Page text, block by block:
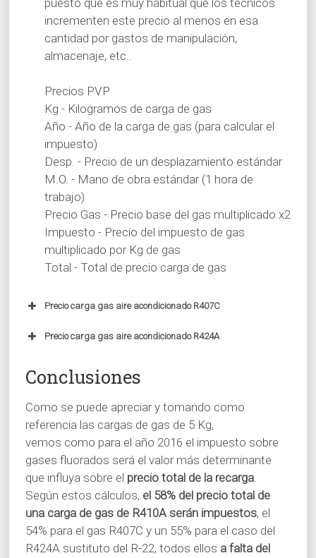
incrementen este precio al menos en esa
cantidad por gastos de manipulación,
almacenaje, etc..
Precios PVP
Kg - Kilogramos de carga de gas
Año - Año de la carga de gas (para calcular el
impuesto)
Desp. - Precio de un desplazamiento estándar
M.O. - Mano de obra estándar (1 hora de
trabajo)
Precio Gas - Precio base del gas multiplicado x2
Impuesto - Precio del impuesto de gas
multiplicado por Kg de gas
Total - Total de precio carga de gas
Precio carga gas aire acondicionado R407C
KG AÑO DESP. M.O.
PRECIO
Kg
1
Kg
2015 15 € 25 € 20 € 21,81 €
1
Kg
2016* 15 € 25 € 20 € 33,05 €
Precio carga gas aire acondicionado R424A
1
Kg
2014 15 € 25 € 30 €
1
Kg
2015 15 € 25 € 30 € 30,74 €
1
2016* 15 € 25 € 30 € 46,57 €
Conclusiones
Como se puede apreciar y tomando como
referencia las cargas de gas de 5 Kg,
vemos como para el año 2016 el impuesto sobre
gases fluorados será el valor más determinante
que influya sobre el precio total de la recarga.
Según estos cálculos, el 58% del precio total de
una carga de gas de R410A serán impuestos, el
54% para el gas R407C y un 55% para el caso del
R424A sustituto del R-22, todos ellos a falta del